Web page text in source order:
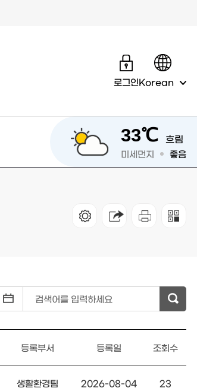
로그인Korean
33℃ 흐림
미세먼지 좋음
검색어를 입력하세요
등록부서 등록일 조회수
생활환경팀 2026-08-04 23